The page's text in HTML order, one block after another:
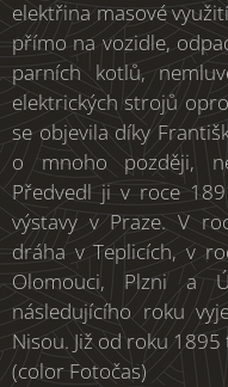
elektřina masové
přímo na vozidle,
parních kotlů,
elektrických strojů
se objevila díky
o mnoho později,
Předvedl ji v roce
výstavy v Praze. V
dráha v Teplicích, v
Olomouci, Plzni a
následujícího roku
Nisou. Již od roku
(color Fotočas)